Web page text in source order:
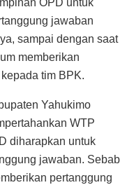
OPD untuk
jawaban
sampai dengan saat
memberikan
tim BPK.
Yahukimo
WTP
diharapkan untuk
jawaban. Sebab
pertanggung